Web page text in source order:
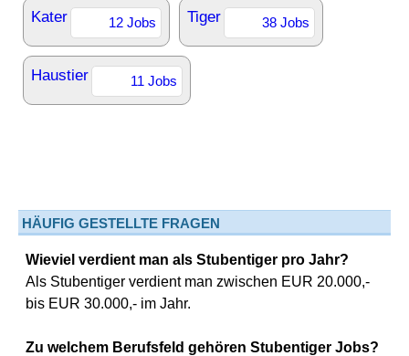
Kater 12 Jobs Tiger 38 Jobs
Haustier 11 Jobs
HÄUFIG GESTELLTE FRAGEN
Wieviel verdient man als Stubentiger pro Jahr?
Als Stubentiger verdient man zwischen EUR 20.000,-
bis EUR 30.000,- im Jahr.
Zu welchem Berufsfeld gehören Stubentiger Jobs?